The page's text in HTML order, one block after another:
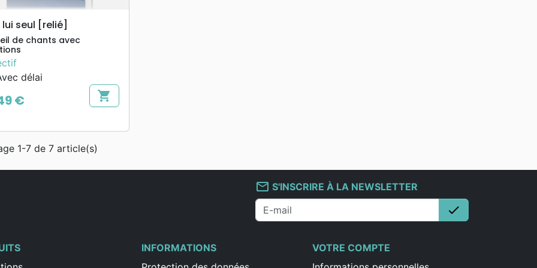
search APERÇU RAPIDE
lui seul [relié]
de chants avec
délai
€ shopping_cart
1-7 de 7 article(s)
mail_outline S'INSCRIRE À LA NEWSLETTER
check
INFORMATIONS
VOTRE COMPTE